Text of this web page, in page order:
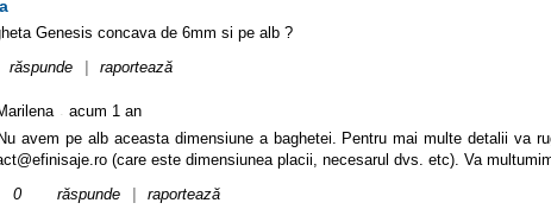
Genesis concava de 6mm si pe alb ?
răspunde raportează
. acum 1 an
avem pe alb aceasta dimensiune a baghetei. Pentru mai multe detalii va
(care este dimensiunea placii, necesarul dvs. etc). Va
0 răspunde raportează